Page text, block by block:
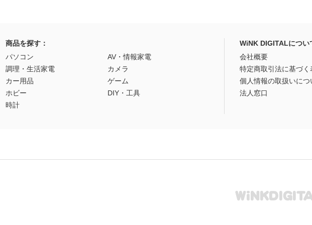
商品を探す：
パソコン
AV・情報家電
調理・生活家電
カメラ
カー用品
ゲーム
ホビー
DIY・工具
時計
WiNK DIGITALについ
会社概要
特定商取引法に基づく
個人情報の取扱いにつ
法人窓口